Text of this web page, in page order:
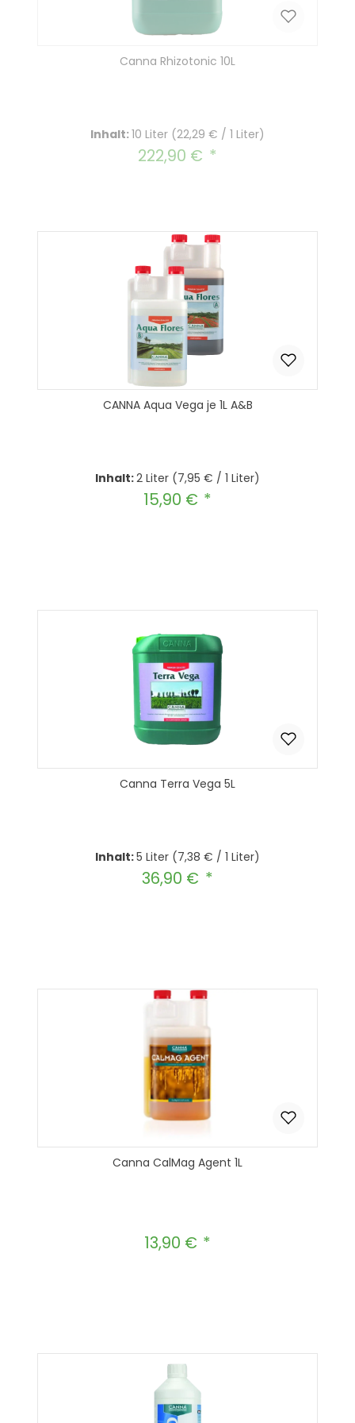
Canna Rhizotonic 10L
Inhalt:10 Liter (22,29 € / 1 Liter)
Regulärer Preis:
222,90 €
CANNA Aqua Vega je 1L A&B
Inhalt:2 Liter (7,95 € / 1 Liter)
Regulärer Preis:
15,90 €
Canna Terra Vega 5L
Inhalt:5 Liter (7,38 € / 1 Liter)
Regulärer Preis:
36,90 €
Canna CalMag Agent 1L
Regulärer Preis:
13,90 €